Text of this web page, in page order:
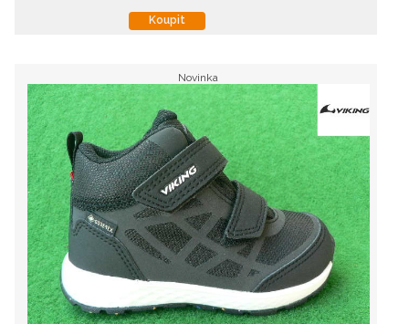
Koupit
Novinka